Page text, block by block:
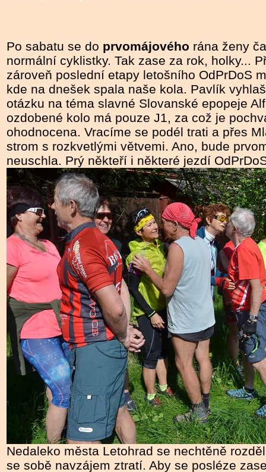
Po sabatu se do prvomájového rána ženy
normální cyklistky. Tak zase za rok, holky...
zároveň poslední etapy letošního OdPrDoS
kde na dnešek spala naše kola. Pavlík
otázku na téma slavné Slovanské epopeje
ozdobené kolo má pouze J1, za což je
ohodnocena. Vracíme se podél trati a přes
strom s rozkvetlými větvemi. Ano, bude
neuschla. Prý někteří i některé jezdí
Nedaleko města Letohrad se nechtěně
se sobě navzájem ztratí. Aby se posléze